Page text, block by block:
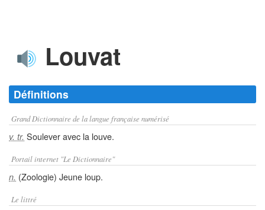
Louvat
Définitions
Grand Dictionnaire de la langue française numérisé
v. tr. Soulever avec la louve.
Portail internet "Le Dictionnaire"
n. (Zoologie) Jeune loup.
Le littré